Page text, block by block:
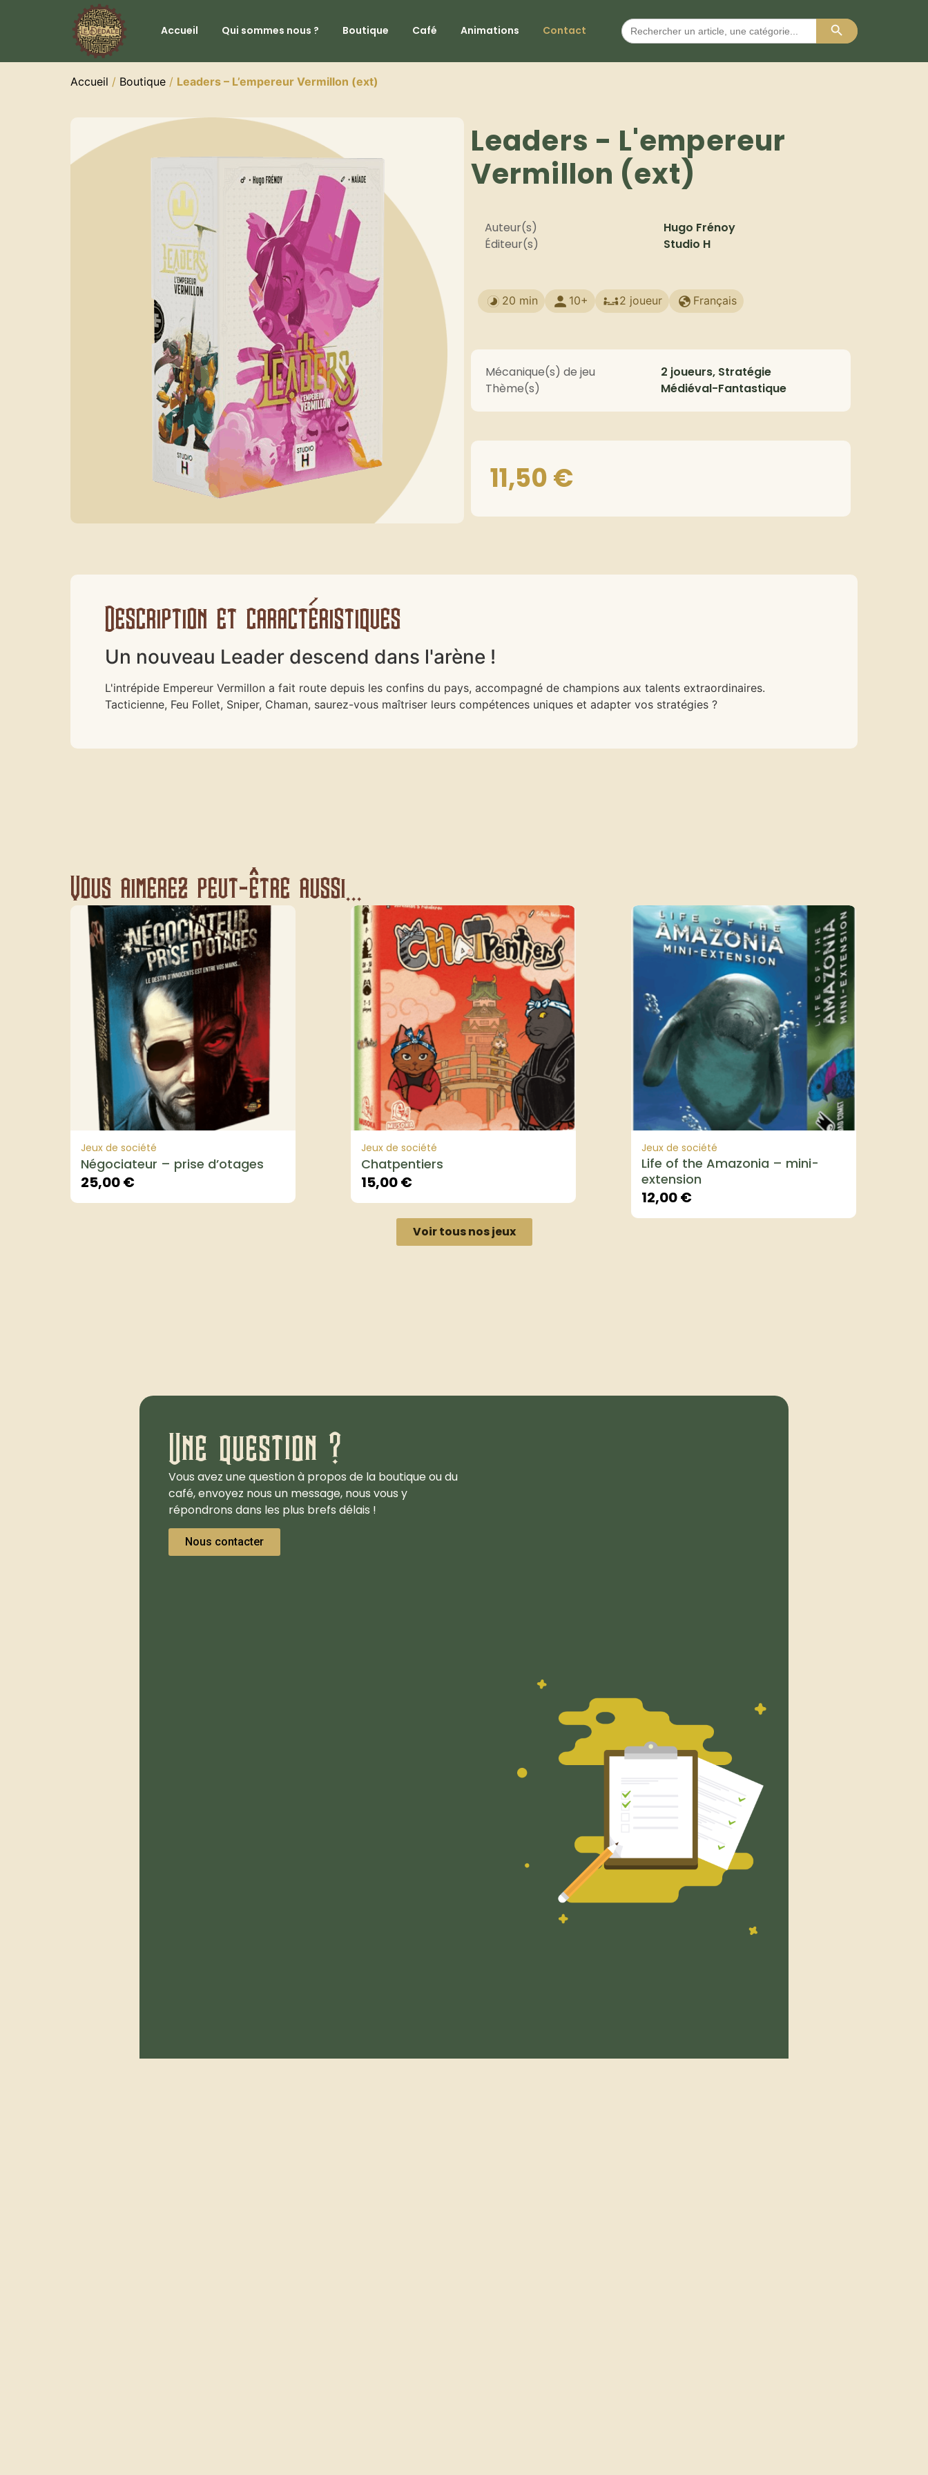
Accueil Qui sommes nous ? Boutique Café Animations Contact
Search
for:
Search Button
Accueil / Boutique / Leaders – L’empereur Vermillon (ext)
Leaders - L'empereur
Vermillon (ext)
Auteur(s)
Hugo Frénoy
Éditeur(s)
Studio H
20 min 10+ 2 joueur Français
Mécanique(s) de jeu
2 joueurs, Stratégie
Thème(s)
Médiéval-Fantastique
11,50€
Description et caractéristiques
Un nouveau Leader descend dans l'arène !
L'intrépide Empereur Vermillon a fait route depuis les confins du pays, accompagné de champions aux talents extraordinaires.
Tacticienne, Feu Follet, Sniper, Chaman, saurez-vous maîtriser leurs compétences uniques et adapter vos stratégies ?
Vous aimerez peut-être aussi...
Jeux de société
Négociateur – prise d’otages
25,00€
Jeux de société
Chatpentiers
15,00€
Jeux de société
Life of the Amazonia – mini-
extension
12,00€
Voir tous nos jeux
Une question ?
Vous avez une question à propos de la boutique ou du
café, envoyez nous un message, nous vous y
répondrons dans les plus brefs délais !
Nous contacter